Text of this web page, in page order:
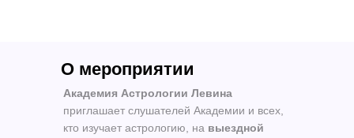
О мероприятии
Академия Астрологии Левина
приглашает слушателей Академии и всех,
кто изучает астрологию, на выездной